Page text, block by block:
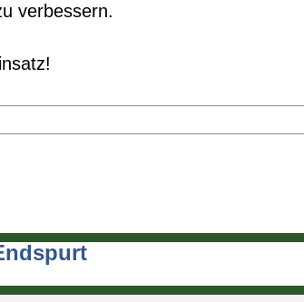
verbessern.